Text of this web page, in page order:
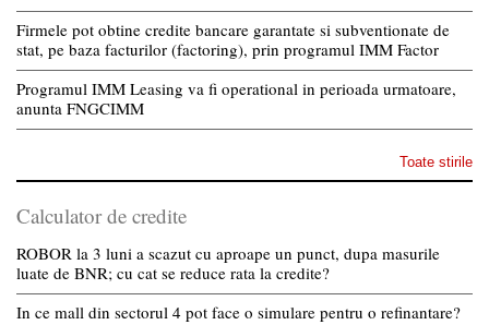
Firmele pot obtine credite bancare garantate si subventionate de
stat, pe baza facturilor (factoring), prin programul IMM Factor
Programul IMM Leasing va fi operational in perioada urmatoare,
anunta FNGCIMM
Toate stirile
Calculator de credite
ROBOR la 3 luni a scazut cu aproape un punct, dupa masurile
luate de BNR; cu cat se reduce rata la credite?
In ce mall din sectorul 4 pot face o simulare pentru o refinantare?